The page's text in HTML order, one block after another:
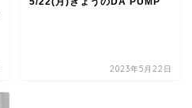
2023年5月22日